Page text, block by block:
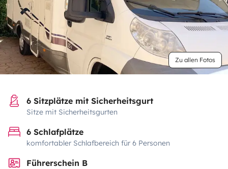
Zu allen Fotos
6 Sitzplätze mit Sicherheitsgurt
Sitze mit Sicherheitsgurten
6 Schlafplätze
komfortabler Schlafbereich für 6 Personen
Führerschein B